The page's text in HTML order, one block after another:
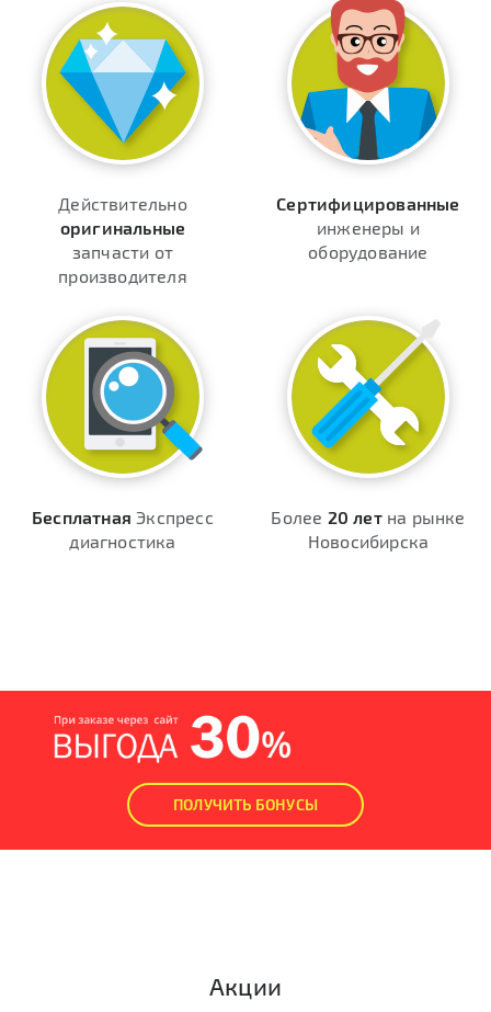
Действительно
оригинальные
запчасти от
производителя
Сертифицированные
инженеры и
оборудование
Бесплатная Экспресс
диагностика
Более 20 летна рынке
Новосибирска
ПОЛУЧИТЬ БОНУСЫ
Акции